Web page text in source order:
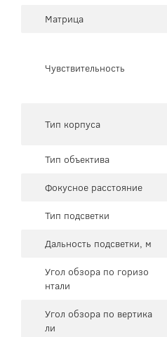
Матрица
Чувствительность
Тип корпуса
Тип объектива
Фокусное расстояние
Тип подсветки
Дальность подсветки, м
Угол обзора по горизо
нтали
Угол обзора по вертика
ли